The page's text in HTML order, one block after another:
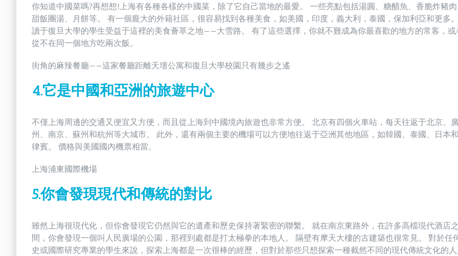
你知道中國菜嗎?再想想!上海有各種各樣的中國菜，除了它自己當地的最愛。 一些亮點包括湯圓、糖醋魚、香脆炸豬肉
甜飯團湯、月餅等。 有一個龐大的外籍社區，很容易找到各種美食，如美國，印度，義大利，泰國，保加利亞和更多
讀于復旦大學的學生受益于這裡的美食薈萃之地——大雪路。 有了這些選擇，你就不難成為你最喜歡的地方的常客，或
從不在同一個地方吃兩次飯。
街角的麻辣餐廳——這家餐廳距離天壇公寓和復旦大學校園只有幾步之遙
4.它是中國和亞洲的旅遊中心
不僅上海周邊的交通又便宜又方便，而且從上海到中國境內旅遊也非常方便。 北京有四個火車站，每天往返于北京、廣
州、南京、蘇州和杭州等大城市。 此外，還有兩個主要的機場可以方便地往返于亞洲其他地區，如韓國、泰國、日本
律賓。 價格與美國國內機票相當。
上海浦東國際機場
5.你會發現現代和傳統的對比
雖然上海很現代化，但你會發現它仍然與它的遺產和歷史保持著緊密的聯繫。 就在南京東路外，在許多高檔現代酒店之
間，你會發現一個叫人民廣場的公園，那裡到處都是打太極拳的本地人。 隔壁有摩天大樓的古建築也很常見。 對於任
史或國際研究專業的學生來說，探索上海都是一次很棒的經歷，但對於那些只想探索一種截然不同的現代傳統文化的